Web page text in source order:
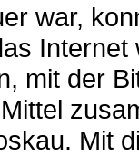
war,
mit der
Mit